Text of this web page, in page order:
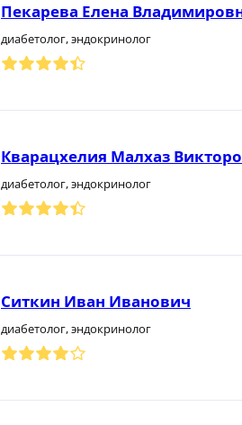
Пекарева Елена
диабетолог, эндокринолог
Кварацхелия Малхаз
диабетолог, эндокринолог
Ситкин Иван Иванович
диабетолог, эндокринолог